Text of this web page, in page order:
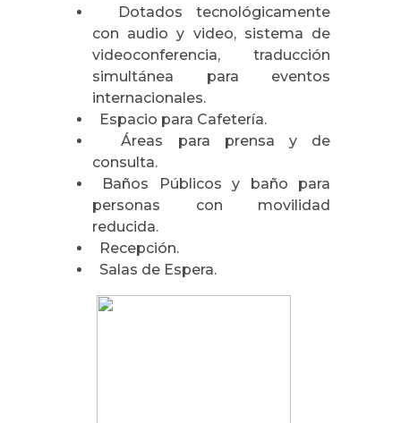
Dotados tecnológicamente
con audio y video, sistema de
videoconferencia, traducción
simultánea para eventos
internacionales.
Espacio para Cafetería.
Áreas para prensa y de
consulta.
Baños Públicos y baño para
personas con movilidad
reducida.
Recepción.
Salas de Espera.